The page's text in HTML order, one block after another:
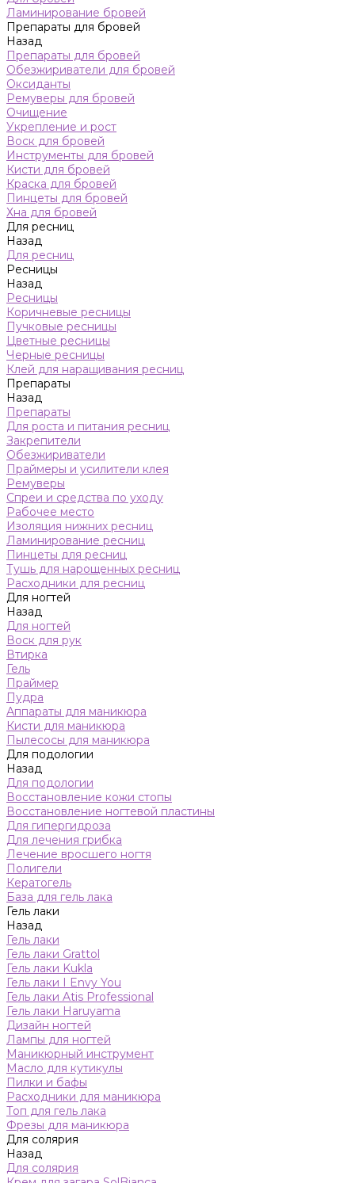
Ламинирование бровей
Препараты для бровей
Назад
Препараты для бровей
Обезжириватели для бровей
Оксиданты
Ремуверы для бровей
Очищение
Укрепление и рост
Воск для бровей
Инструменты для бровей
Кисти для бровей
Краска для бровей
Пинцеты для бровей
Хна для бровей
Для ресниц
Назад
Для ресниц
Ресницы
Назад
Ресницы
Коричневые ресницы
Пучковые ресницы
Цветные ресницы
Черные ресницы
Клей для наращивания ресниц
Препараты
Назад
Препараты
Для роста и питания ресниц
Закрепители
Обезжириватели
Праймеры и усилители клея
Ремуверы
Спреи и средства по уходу
Рабочее место
Изоляция нижних ресниц
Ламинирование ресниц
Пинцеты для ресниц
Тушь для нарощенных ресниц
Расходники для ресниц
Для ногтей
Назад
Для ногтей
Воск для рук
Втирка
Гель
Праймер
Пудра
Аппараты для маникюра
Кисти для маникюра
Пылесосы для маникюра
Для подологии
Назад
Для подологии
Восстановление кожи стопы
Восстановление ногтевой пластины
Для гипергидроза
Для лечения грибка
Лечение вросшего ногтя
Полигели
Кератогель
База для гель лака
Гель лаки
Назад
Гель лаки
Гель лаки Grattol
Гель лаки Kukla
Гель лаки I Envy You
Гель лаки Atis Professional
Гель лаки Haruyama
Дизайн ногтей
Лампы для ногтей
Маникюрный инструмент
Масло для кутикулы
Пилки и бафы
Расходники для маникюра
Топ для гель лака
Фрезы для маникюра
Для солярия
Назад
Для солярия